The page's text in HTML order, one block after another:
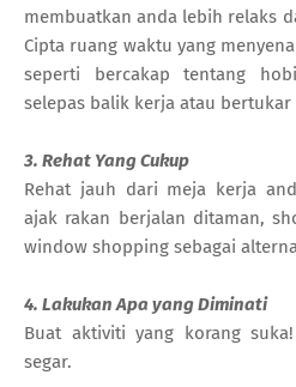
membuatkan anda lebih relaks
Cipta ruang waktu yang
seperti bercakap tentang
selepas balik kerja atau bertukar
3. Rehat Yang Cukup
Rehat jauh dari meja kerja
ajak rakan berjalan ditaman,
window shopping sebagai
4. Lakukan Apa yang Diminati
Buat aktiviti yang korang
segar.